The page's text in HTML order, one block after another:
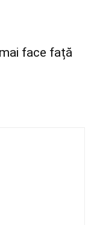
face față